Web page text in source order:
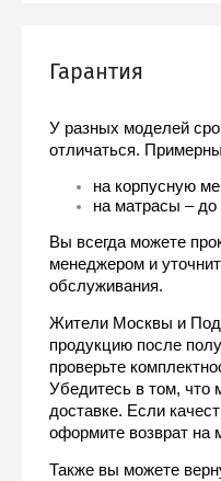
Гарантия
У разных моделей
отличаться.
на корпусную
на матрасы – до
Вы всегда можете
менеджером и
обслуживания.
Жители Москвы и
продукцию после
проверьте
Убедитесь в том, что
доставке. Если
оформите возврат на
Также вы можете